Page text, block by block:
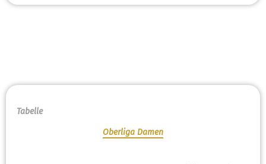
Tabelle
Oberliga Damen